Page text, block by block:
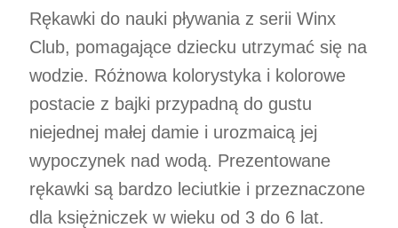
Rękawki do nauki pływania z serii Winx
Club, pomagające dziecku utrzymać się na
wodzie. Różnowa kolorystyka i kolorowe
postacie z bajki przypadną do gustu
niejednej małej damie i urozmaicą jej
wypoczynek nad wodą. Prezentowane
rękawki są bardzo leciutkie i przeznaczone
dla księżniczek w wieku od 3 do 6 lat.